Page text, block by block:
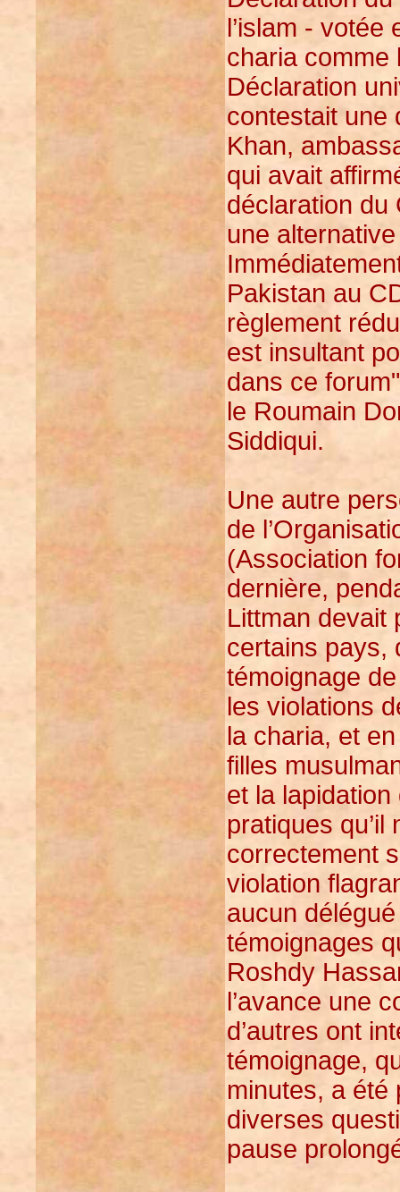
l’islam - votée
charia comme
Déclaration
contestait une
Khan,
qui avait
déclaration du
une
Pakistan au
règlement
est insultant
dans ce
le Roumain
Siddiqui.
Une autre
de
(Association
dernière,
Littman devait
certains pays,
témoignage
les violations
la charia, et
filles
et la
pratiques qu’il
correctement
violation
aucun
témoignages
Roshdy
l’avance une
d’autres ont
témoignage,
minutes, a été
diverses
pause